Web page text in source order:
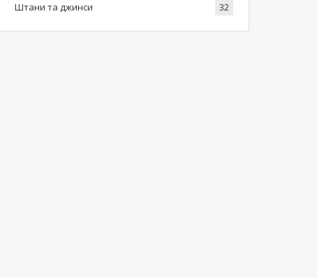
Штани та джинси 32